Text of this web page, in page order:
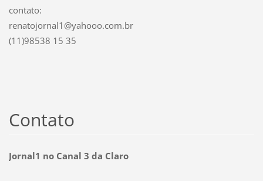
contato:
renatojornal1@yahooo.com.br
(11)98538 15 35
Contato
Jornal1 no Canal 3 da Claro